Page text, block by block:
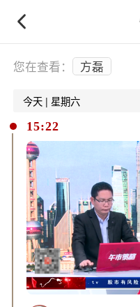
您在查看： 方磊
今天 | 星期六
15:22